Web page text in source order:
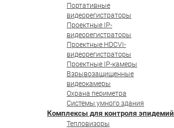
Портативные
видеорегистраторы
Проектные IP-
видеорегистраторы
Проектные HDCVI-
видеорегистраторы
Проектные IP-камеры
Взрывозащищенные
видеокамеры
Охрана периметра
Системы умного здания
Комплексы для контроля эпидемий
Тепловизоры